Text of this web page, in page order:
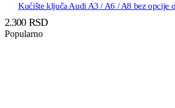
Kućište ključa Audi A3 / A6 / A8 bez opcije
2.300 RSD
Popularno